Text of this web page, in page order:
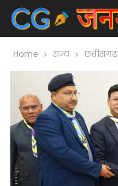
Home राज्य छत्तीसगढ़